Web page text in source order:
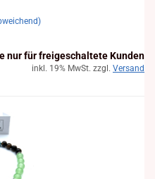
nur für freigeschaltete Kunden
inkl. 19% MwSt. zzgl. Versand